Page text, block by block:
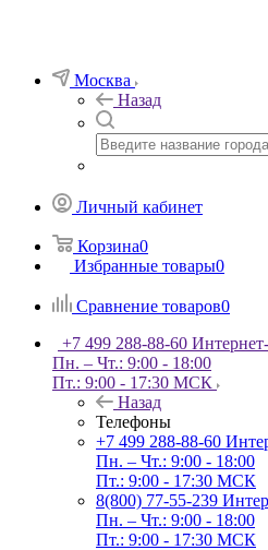
Москва
Назад
Личный кабинет
Корзина0
Избранные товары0
Сравнение товаров0
+7 499 288-88-60
Пн. – Чт.: 9:00 - 18:00
Пт.: 9:00 - 17:30 МСК
Назад
Телефоны
+7 499 288-88-60
Пн. – Чт.: 9:00 - 18:00
Пт.: 9:00 - 17:30 МСК
8(800) 77-55-239
Пн. – Чт.: 9:00 - 18:00
Пт.: 9:00 - 17:30 МСК